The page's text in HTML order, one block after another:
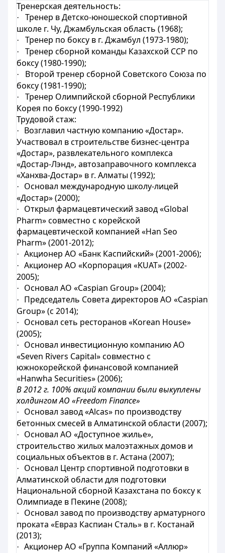
Тренерская деятельность:
·
Тренер в Детско-юношеской спортивной
школе г. Чу, Джамбульская область (1968);
· Тренер по боксу в г. Джамбул (1973-1980);
·
Тренер сборной команды Казахской ССР по
боксу (1980-1990);
·
Второй тренер сборной Советского Союза по
боксу (1981-1990);
·
Тренер Олимпийской сборной Республики
Корея по боксу (1990-1992)
Трудовой стаж:
·
Возглавил частную компанию «Достар».
Участвовал в строительстве бизнес-центра
«Достар», развлекательного комплекса
«Достар-Лэнд», автозаправочного комплекса
«Ханхва-Достар» в г. Алматы (1992);
·
Основал международную школу-лицей
«Достар» (2000);
·
Открыл фармацевтический завод «Global
Pharm» совместно с корейской
фармацевтической компанией «Han Seo
Pharm» (2001-2012);
· Акционер АО «Банк Каспийский» (2001-2006);
·
Акционер АО «Корпорация «KUAT» (2002-
2005);
· Основал АО «Caspian Group» (2004);
·
Председатель Совета директоров АО «Caspian
Group» (с 2014);
·
Основал сеть ресторанов «Korean House»
(2005);
·
Основал инвестиционную компанию АО
«Seven Rivers Capital» совместно с
южнокорейской финансовой компанией
«Hanwha Securities» (2006);
В 2012 г. 100% акций компании были выкуплены
холдингом АО «Freedom Finance»
·
Основал завод «Alcas» по производству
бетонных смесей в Алматинской области (2007);
·
Основал АО «Доступное жилье»,
строительство жилых малоэтажных домов и
социальных объектов в г. Астана (2007);
·
Основал Центр спортивной подготовки в
Алматинской области для подготовки
Национальной сборной Казахстана по боксу к
Олимпиаде в Пекине (2008);
·
Основал завод по производству арматурного
проката «Евраз Каспиан Сталь» в г. Костанай
(2013);
·
Акционер АО «Группа Компаний «Аллюр»